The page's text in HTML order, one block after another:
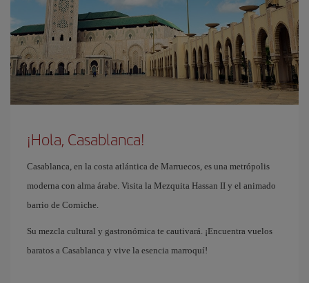
¡Hola, Casablanca!
Casablanca, en la costa atlántica de Marruecos, es una metrópolis
moderna con alma árabe. Visita la Mezquita Hassan II y el animado
barrio de Corniche.
Su mezcla cultural y gastronómica te cautivará. ¡Encuentra vuelos
baratos a Casablanca y vive la esencia marroquí!